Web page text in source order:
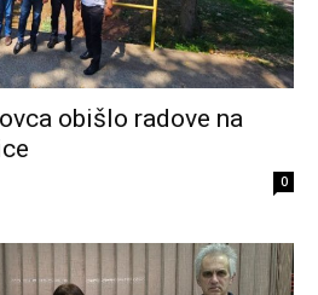
obišlo radove na
0